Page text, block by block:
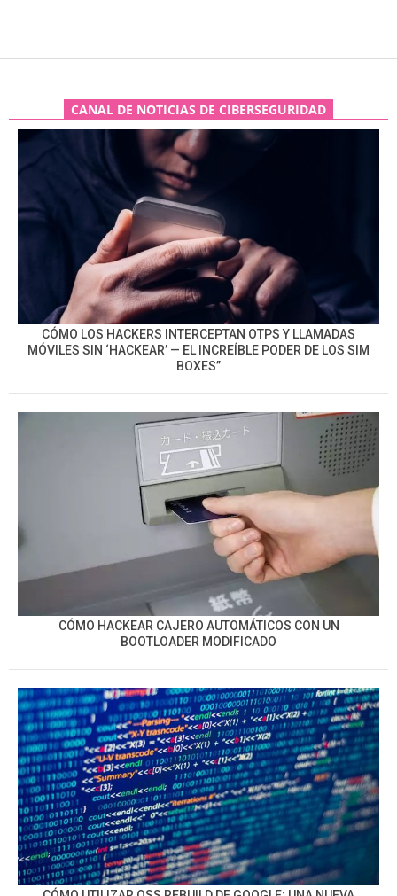
CANAL DE NOTICIAS DE CIBERSEGURIDAD
CÓMO LOS HACKERS INTERCEPTAN OTPS Y LLAMADAS
MÓVILES SIN ‘HACKEAR’ — EL INCREÍBLE PODER DE LOS SIM
BOXES”
CÓMO HACKEAR CAJERO AUTOMÁTICOS CON UN
BOOTLOADER MODIFICADO